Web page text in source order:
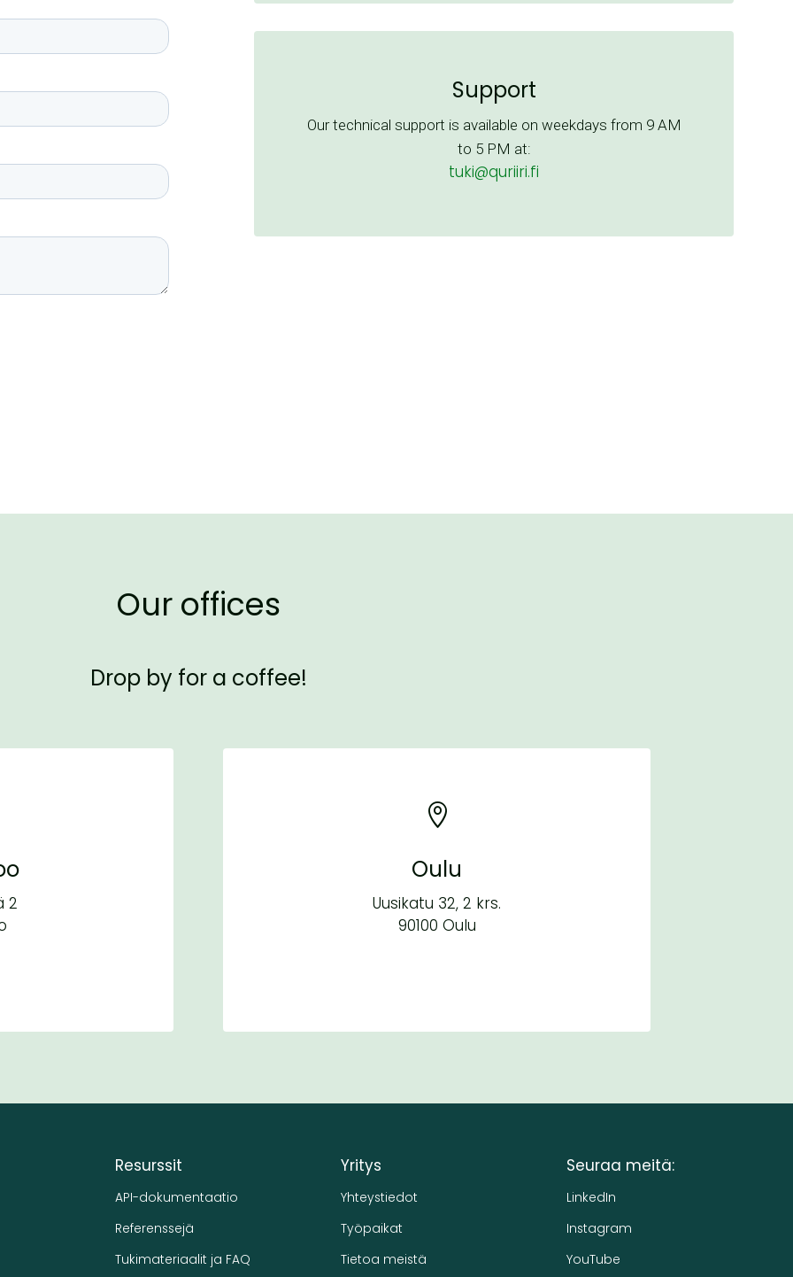
Support
Our technical support is available on weekdays from 9 AM
to 5 PM at:
tuki@quriiri.fi
Our offices
Drop by for a coffee!
2

Oulu
Uusikatu 32, 2 krs.
90100 Oulu
Resurssit
API-dokumentaatio
Referenssejä
Tukimateriaalit ja FAQ
Yritys
Yhteystiedot
Työpaikat
Tietoa meistä
Seuraa meitä:
LinkedIn
Instagram
YouTube